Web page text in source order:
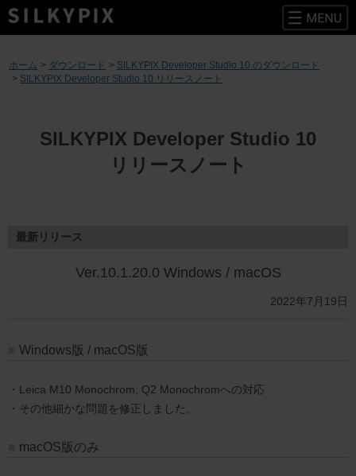
テ
ン
ス
キ
ッ
ホーム ダウンロード
SILKYPIX Developer Studio 10 のダウンロード
SILKYPIX Developer Studio 10 リリースノート
SILKYPIX Developer Studio 10
リリースノート
最新リリース
Ver.10.1.20.0 Windows / macOS
2022年7月19日
Windows版 / macOS版
・Leica M10 Monochrom, Q2 Monochromへの対応
・その他細かな問題を修正しました。
macOS版のみ